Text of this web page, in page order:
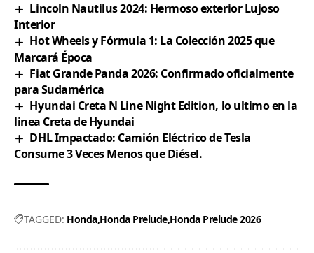
Lincoln Nautilus 2024: Hermoso exterior Lujoso
Interior
Hot Wheels y Fórmula 1: La Colección 2025 que
Marcará Época
Fiat Grande Panda 2026: Confirmado oficialmente
para Sudamérica
Hyundai Creta N Line Night Edition, lo ultimo en la
linea Creta de Hyundai
DHL Impactado: Camión Eléctrico de Tesla
Consume 3 Veces Menos que Diésel.
TAGGED: Honda Honda Prelude Honda Prelude 2026